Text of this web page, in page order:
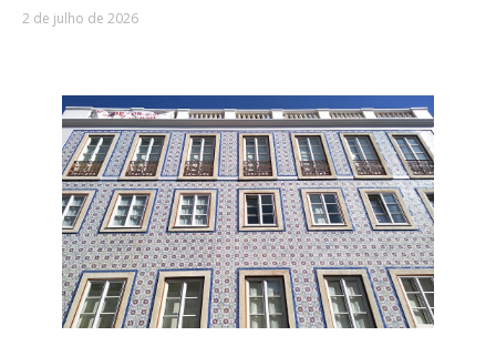
2 de julho de 2026